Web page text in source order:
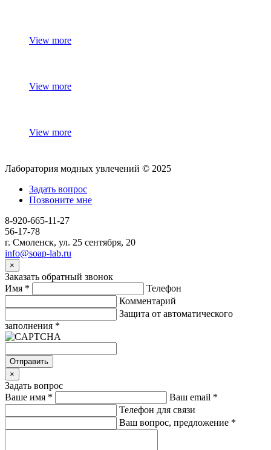
View more
View more
View more
Лаборатория модных увлечений © 2025
Задать вопрос
Позвоните мне
8-920-665-11-27
56-17-78
г. Смоленск, ул. 25 сентября, 20
info@soap-lab.ru
×
Заказать обратный звонок
Имя *
Телефон
Комментарий
Защита от автоматического
заполнения *
Отправить
×
Задать вопрос
Ваше имя * Ваш email *
Телефон для связи
Ваш вопрос, предложение *